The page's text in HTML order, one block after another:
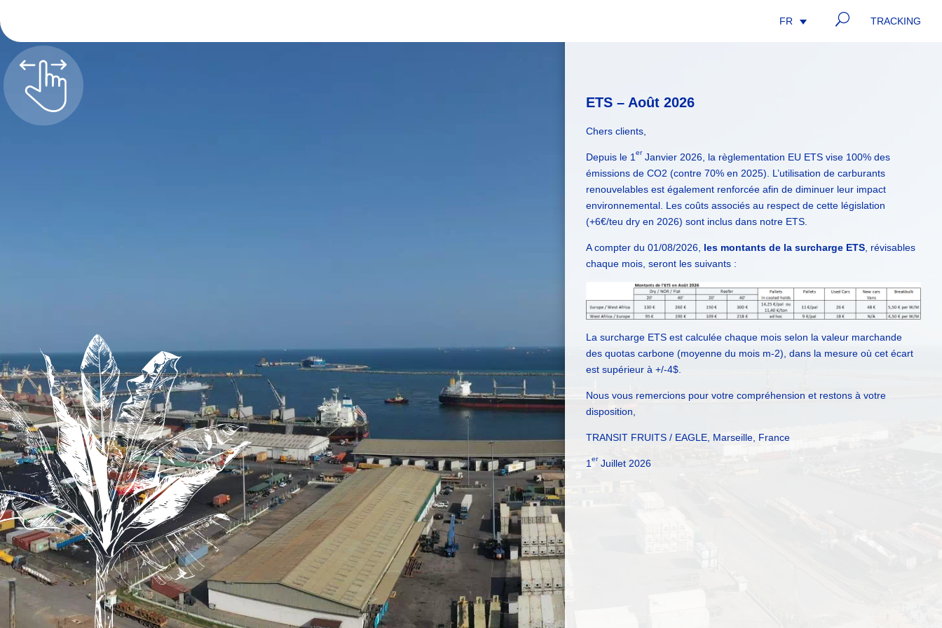
FR U TRACKING
ETS – Août 2026
Chers clients,
Depuis le 1er Janvier 2026, la règlementation EU ETS vise 100% des
émissions de CO2 (contre 70% en 2025). L’utilisation de carburants
renouvelables est également renforcée afin de diminuer leur impact
environnemental. Les coûts associés au respect de cette législation
(+6€/teu dry en 2026) sont inclus dans notre ETS.
A compter du 01/08/2026, les montants de la surcharge ETS , révisables
chaque mois, seront les suivants :
La surcharge ETS est calculée chaque mois selon la valeur marchande
des quotas carbone (moyenne du mois m-2), dans la mesure où cet écart
est supérieur à +/-4$.
Nous vous remercions pour votre compréhension et restons à votre
disposition,
TRANSIT FRUITS / EAGLE, Marseille, France
1er Juillet 2026